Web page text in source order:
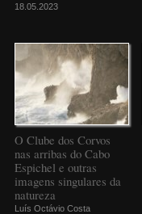
18.05.2023
O Clube dos Corvos
nas arribas do Cabo
Espichel e outras
imagens singulares da
natureza
Luís Octávio Costa